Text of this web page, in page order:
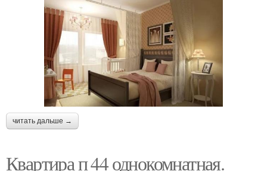
читать дальше →
Квартира п 44 однокомнатная.